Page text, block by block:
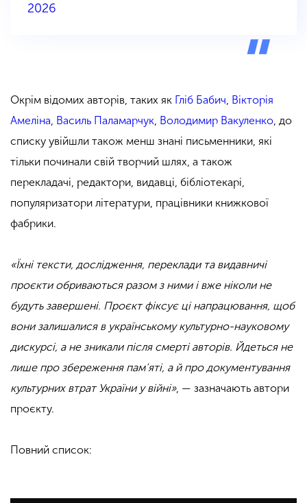
2026
Окрім відомих авторів, таких як Гліб Бабич, Вікторія
Амеліна, Василь Паламарчук, Володимир Вакуленко, до
списку увійшли також менш знані письменники, які
тільки починали свій творчий шлях, а також
перекладачі, редактори, видавці, бібліотекарі,
популяризатори літератури, працівники книжкової
фабрики.
«Їхні тексти, дослідження, переклади та видавничі
проєкти обриваються разом з ними і вже ніколи не
будуть завершені. Проєкт фіксує ці напрацювання, щоб
вони залишалися в українському культурно-науковому
дискурсі, а не зникали після смерті авторів. Йдеться не
лише про збереження пам’яті, а й про документування
культурних втрат України у війні», — зазначають автори
проєкту.
Повний список: